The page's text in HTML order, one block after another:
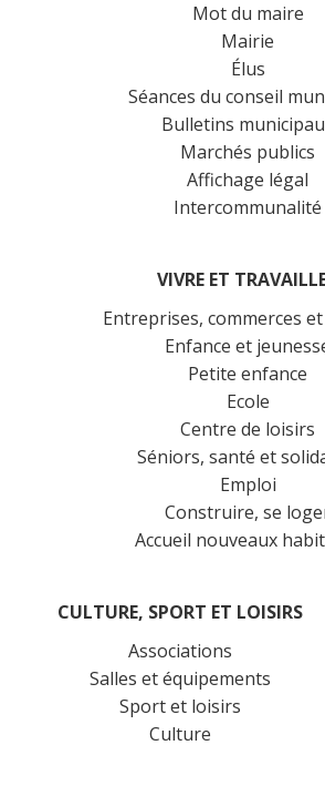
Mot du maire
Mairie
Élus
Séances du conseil
Bulletins
Marchés publics
Affichage légal
Intercommunalité
VIVRE ET
Entreprises, commerces
Enfance et
Petite enfance
Ecole
Centre de loisirs
Séniors, santé et
Emploi
Construire, se
Accueil nouveaux
CULTURE, SPORT ET LOISIRS
Associations
Salles et équipements
Sport et loisirs
Culture